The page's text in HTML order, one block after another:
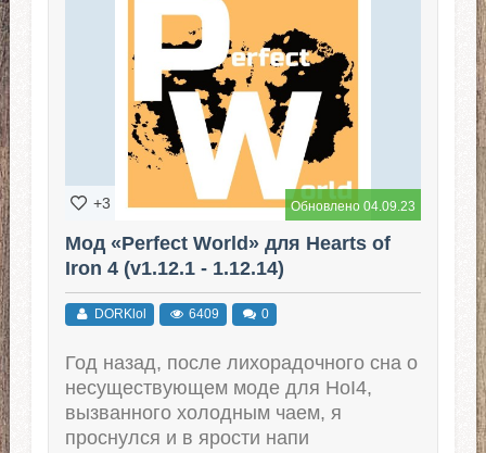
Обновлено 04.09.23
+3
Мод «Perfect World» для Hearts of
Iron 4 (v1.12.1 - 1.12.14)
DORKlol 6409 0
Год назад, после лихорадочного сна о
несуществующем моде для HoI4,
вызванного холодным чаем, я
проснулся и в ярости напи